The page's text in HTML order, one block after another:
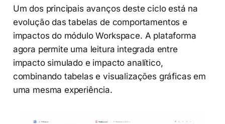
Um dos principais avanços deste ciclo está na
evolução das tabelas de comportamentos e
impactos do módulo Workspace. A plataforma
agora permite uma leitura integrada entre
impacto simulado e impacto analítico,
combinando tabelas e visualizações gráficas em
uma mesma experiência.